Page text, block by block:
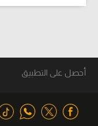
أحصل على التطبيق